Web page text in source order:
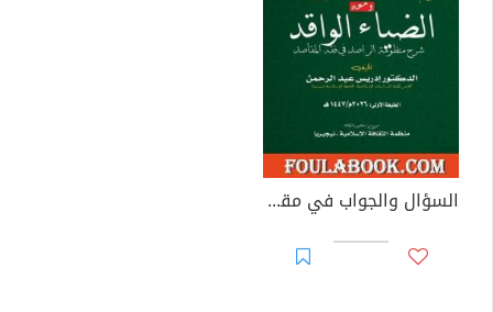
السؤال والجواب في مقاصد الشريعة، ومعه: الضياء الواقد شرح منظومة الراصد في فقه المقاصد